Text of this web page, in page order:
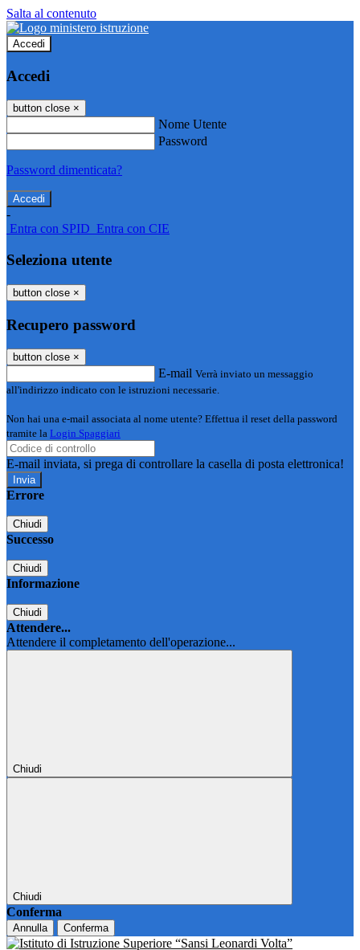
Salta al contenuto
Accedi
Accedi
button close ×
Nome Utente
Password
Password dimenticata?
-
Entra con SPID Entra con CIE
Seleziona utente
button close ×
Recupero password
button close ×
E-mail Verrà inviato un messaggio
all'indirizzo indicato con le istruzioni necessarie.
Non hai una e-mail associata al nome utente? Effettua il reset della password
tramite la Login Spaggiari
E-mail inviata, si prega di controllare la casella di posta elettronica!
Errore
Chiudi
Successo
Chiudi
Informazione
Chiudi
Attendere...
Attendere il completamento dell'operazione...
Chiudi
Chiudi
Conferma
Annulla Conferma